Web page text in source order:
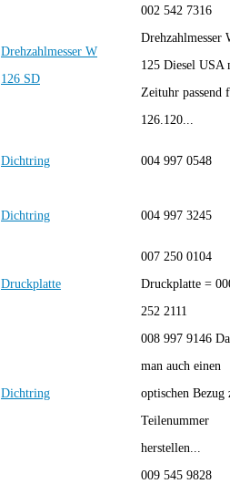
Drehzahlmesser W
126 SD
002 542 7316
Drehzahlmesser
125 Diesel USA
Zeituhr passend
126.120...
Dichtring 004 997 0548
Dichtring 004 997 3245
Druckplatte
007 250 0104
Druckplatte =
252 2111
Dichtring
008 997 9146
man auch einen
optischen Bezug
Teilenummer
herstellen...
009 545 9828